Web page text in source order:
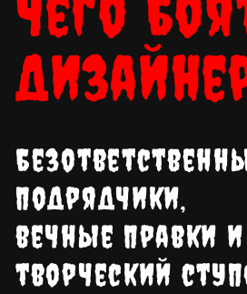
подрядчики,
вечные правки и
творческий